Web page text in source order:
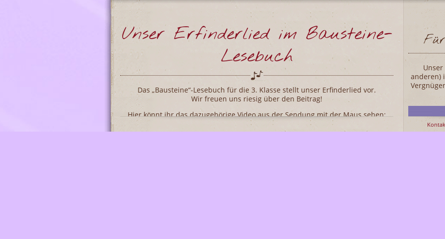
Unser Erfinderlied im Bausteine-
Lesebuch
Das „Bausteine“-Lesebuch für die 3. Klasse stellt unser Erfinderlied vor.
Wir freuen uns riesig über den Beitrag!
Hier könnt ihr das dazugehörige Video aus der Sendung mit der Maus sehen:
Für
anderen)